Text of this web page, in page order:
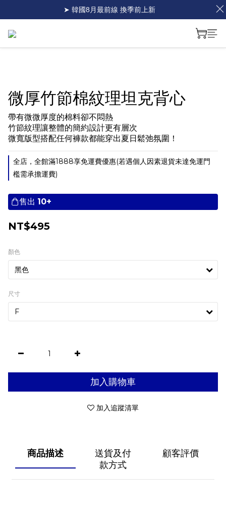
微厚竹節棉紋理坦克背心
帶有微微厚度的棉料卻不悶熱
竹節紋理讓整體的簡約設計更有層次
微寬版型搭配任何褲款都能穿出夏日鬆弛氛圍！
全店，全館滿1888享免運費優惠(若遇個人因素退貨未達免運門
檻需承擔運費)
售出 10+
NT$495
顏色
尺寸
加入購物車
加入追蹤清單
商品描述
送貨及付
款方式
顧客評價
➤ 韓國8月最前線 換季前上新